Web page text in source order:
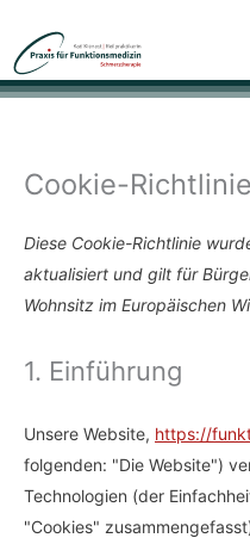
Inhalt
springen
Cookie-
Diese Cookie-Richtlinie
aktualisiert und gilt für
Wohnsitz im Europäischen
1. Einführung
Unsere Website, https://
folgenden: "Die Website")
Technologien (der
"Cookies"